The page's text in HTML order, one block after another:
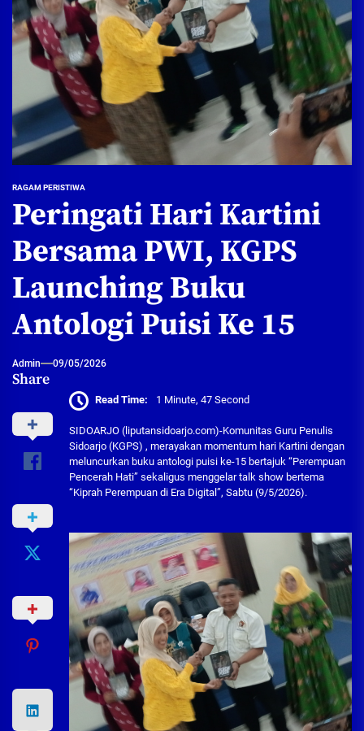
RAGAM PERISTIWA
Peringati Hari Kartini
Bersama PWI, KGPS
Launching Buku
Antologi Puisi Ke 15
Admin 09/05/2026
Share
Read Time: 1 Minute, 47 Second
SIDOARJO (liputansidoarjo.com)-Komunitas Guru Penulis
Sidoarjo (KGPS) , merayakan momentum hari Kartini dengan
meluncurkan buku antologi puisi ke-15 bertajuk “Perempuan
Pencerah Hati” sekaligus menggelar talk show bertema
“Kiprah Perempuan di Era Digital”, Sabtu (9/5/2026).